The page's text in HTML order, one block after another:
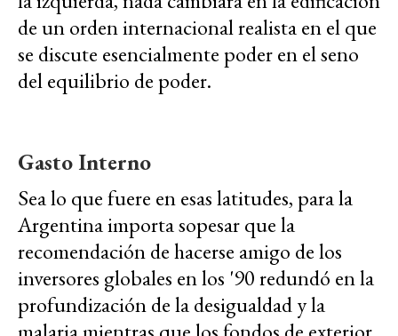
de un orden internacional realista en el que
se discute esencialmente poder en el seno
del equilibrio de poder.
Gasto Interno
Sea lo que fuere en esas latitudes, para la
Argentina importa sopesar que la
recomendación de hacerse amigo de los
inversores globales en los '90 redundó en la
profundización de la desigualdad y la